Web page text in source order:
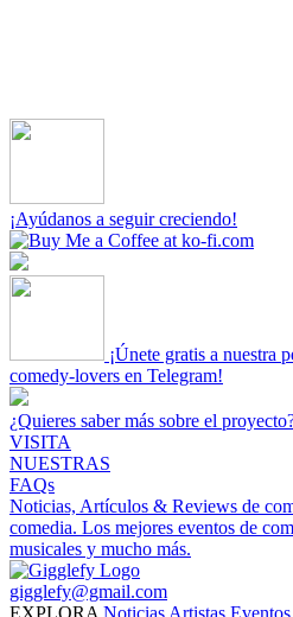
¡Ayúdanos a seguir creciendo!
¡Únete gratis a nuestra
comedy-lovers en Telegram!
¿Quieres saber más sobre el
VISITA
NUESTRAS
FAQs
Noticias, Artículos & Reviews de
comedia. Los mejores eventos de
musicales y mucho más.
gigglefy@gmail.com
EXPLORA Noticias Artistas Eventos